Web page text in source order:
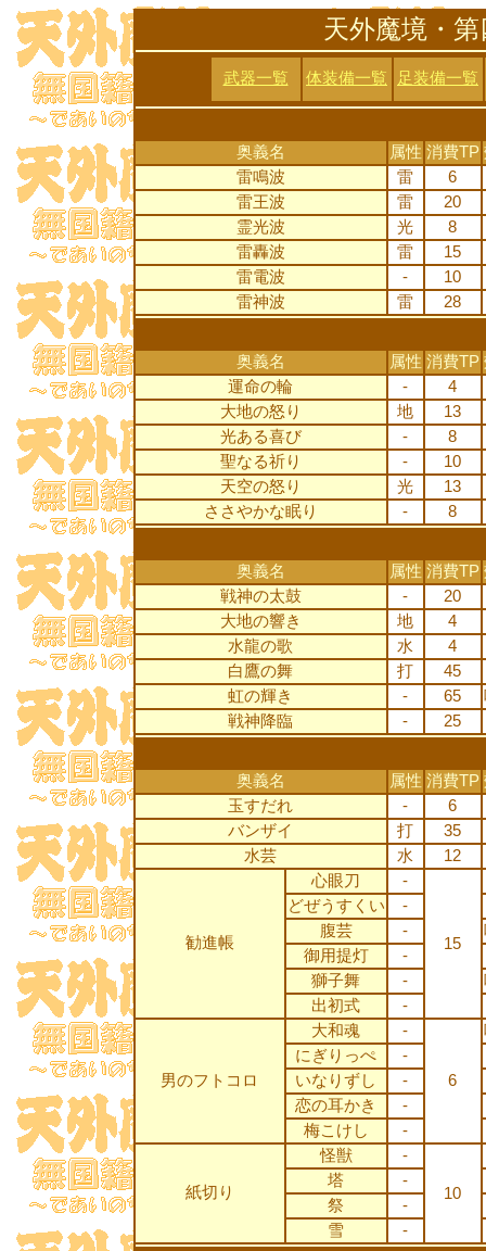
天外魔境・
武器一覧 体装備一覧 足装備一覧
奥義名 属性 消費TP
雷鳴波
雷
6
雷王波
雷
20
霊光波
光
8
雷轟波
雷
15
雷電波
-
10
雷神波
雷 28
奥義名 属性 消費TP
運命の輪
-
4
大地の怒り
地
13
光ある喜び
-
8
聖なる祈り
-
10
天空の怒り
光
13
ささやかな眠り
- 8
奥義名 属性 消費TP
戦神の太鼓
-
20
大地の響き
地
4
水龍の歌
水
4
白鷹の舞
打
45
虹の輝き
- 65
戦神降臨
- 25
奥義名 属性 消費TP
玉すだれ
-
6
バンザイ
打
35
水芸
水 12
勧進帳
心眼刀 -
15
どぜうすくい
-
腹芸
-
御用提灯
-
獅子舞
-
出初式
-
男のフトコロ
大和魂 -
6
にぎりっぺ
-
いなりずし
-
恋の耳かき
-
梅こけし
-
紙切り
怪獣 -
10
塔
-
祭
-
雪
-